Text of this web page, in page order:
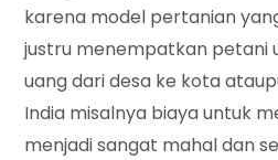
karena model pertanian
justru menempatkan petani
uang dari desa ke kota
India misalnya biaya untuk
menjadi sangat mahal dan